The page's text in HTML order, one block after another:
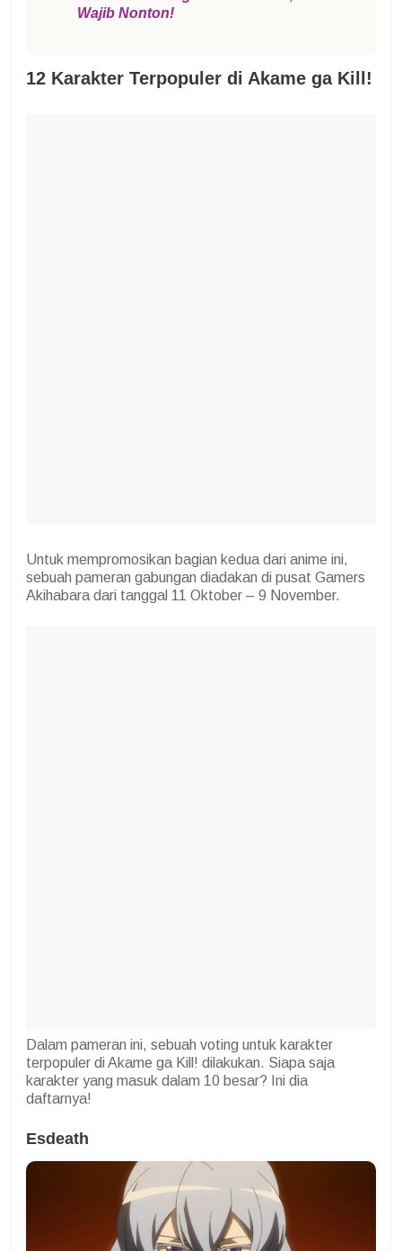
Wajib Nonton!
12 Karakter Terpopuler di Akame ga Kill!
Untuk mempromosikan bagian kedua dari anime ini,
sebuah pameran gabungan diadakan di pusat Gamers
Akihabara dari tanggal 11 Oktober – 9 November.
Dalam pameran ini, sebuah voting untuk karakter
terpopuler di Akame ga Kill! dilakukan. Siapa saja
karakter yang masuk dalam 10 besar? Ini dia
daftarnya!
Esdeath